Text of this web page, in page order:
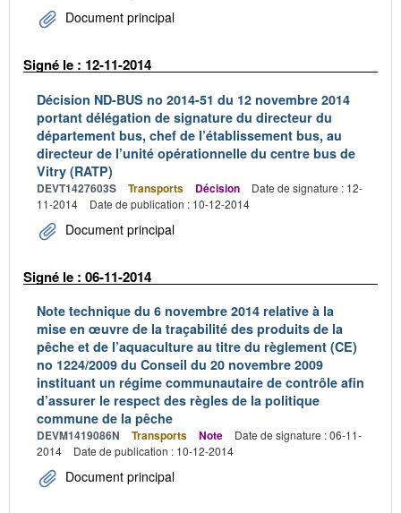
Document principal
Signé le : 12-11-2014
Décision ND-BUS no 2014-51 du 12 novembre 2014
portant délégation de signature du directeur du
département bus, chef de l’établissement bus, au
directeur de l’unité opérationnelle du centre bus de
Vitry (RATP)
DEVT1427603S Transports Décision
Date de signature : 12-
11-2014
Date de publication : 10-12-2014
Document principal
Signé le : 06-11-2014
Note technique du 6 novembre 2014 relative à la
mise en œuvre de la traçabilité des produits de la
pêche et de l’aquaculture au titre du règlement (CE)
no 1224/2009 du Conseil du 20 novembre 2009
instituant un régime communautaire de contrôle afin
d’assurer le respect des règles de la politique
commune de la pêche
DEVM1419086N Transports Note
Date de signature : 06-11-
2014
Date de publication : 10-12-2014
Document principal